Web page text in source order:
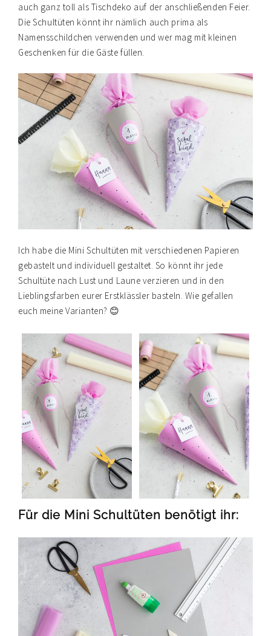
auch ganz toll als Tischdeko auf der anschließenden Feier.
Die Schultüten könnt ihr nämlich auch prima als
Namensschildchen verwenden und wer mag mit kleinen
Geschenken für die Gäste füllen.
Ich habe die Mini Schultüten mit verschiedenen Papieren
gebastelt und individuell gestaltet. So könnt ihr jede
Schultüte nach Lust und Laune verzieren und in den
Lieblingsfarben eurer Erstklässler basteln. Wie gefallen
euch meine Varianten? 😊
Für die Mini Schultüten benötigt ihr: